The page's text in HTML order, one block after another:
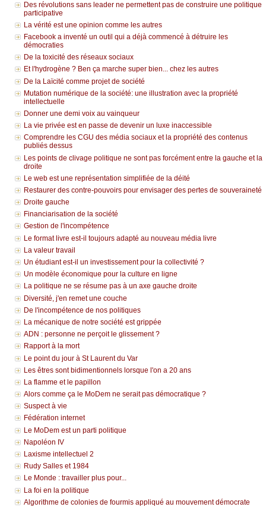
Des révolutions sans leader ne permettent pas de construire une politique
participative
La vérité est une opinion comme les autres
Facebook a inventé un outil qui a déjà commencé à détruire les
démocraties
De la toxicité des réseaux sociaux
Et l'hydrogène ? Ben ça marche super bien... chez les autres
De la Laïcité comme projet de société
Mutation numérique de la société: une illustration avec la propriété
intellectuelle
Donner une demi voix au vainqueur
La vie privée est en passe de devenir un luxe inaccessible
Comprendre les CGU des média sociaux et la propriété des contenus
publiés dessus
Les points de clivage politique ne sont pas forcément entre la gauche et la
droite
Le web est une représentation simplifiée de la déité
Restaurer des contre-pouvoirs pour envisager des pertes de souveraineté
Droite gauche
Financiarisation de la société
Gestion de l'incompétence
Le format livre est-il toujours adapté au nouveau média livre
La valeur travail
Un étudiant est-il un investissement pour la collectivité ?
Un modèle économique pour la culture en ligne
La politique ne se résume pas à un axe gauche droite
Diversité, j'en remet une couche
De l'incompétence de nos politiques
La mécanique de notre société est grippée
ADN : personne ne perçoit le glissement ?
Rapport à la mort
Le point du jour à St Laurent du Var
Les êtres sont bidimentionnels lorsque l'on a 20 ans
La flamme et le papillon
Alors comme ça le MoDem ne serait pas démocratique ?
Suspect à vie
Fédération internet
Le MoDem est un parti politique
Napoléon IV
Laxisme intellectuel 2
Rudy Salles et 1984
Le Monde : travailler plus pour...
La foi en la politique
Algorithme de colonies de fourmis appliqué au mouvement démocrate